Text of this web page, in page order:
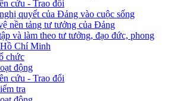
cứu - Trao đổi
quyết của Đảng vào cuộc sống
nền tảng tư tưởng của Đảng
và làm theo tư tưởng, đạo đức, phong
Chí Minh
chức
động
cứu - Trao đổi
tra